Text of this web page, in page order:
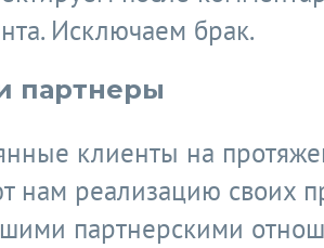
Исключаем брак.
партнеры
клиенты на
нам реализацию своих
партнерскими